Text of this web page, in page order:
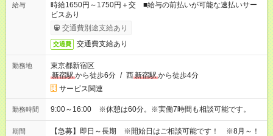
給与
時給1650円～1750円＋交 ■給与の前払いが可能な速払いサー
ビスあり
交通費別途支給あり
交通費 交通費支給あり
勤務地
東京都新宿区
新宿駅から徒歩6分 / 西新宿駅から徒歩4分
サービス関連
勤務時間 9:00～16:00 ※休憩は60分。※実働7時間も相談可能です。
期間 【急募】即日～長期 ※開始日はご相談可能です！ ※8月～！